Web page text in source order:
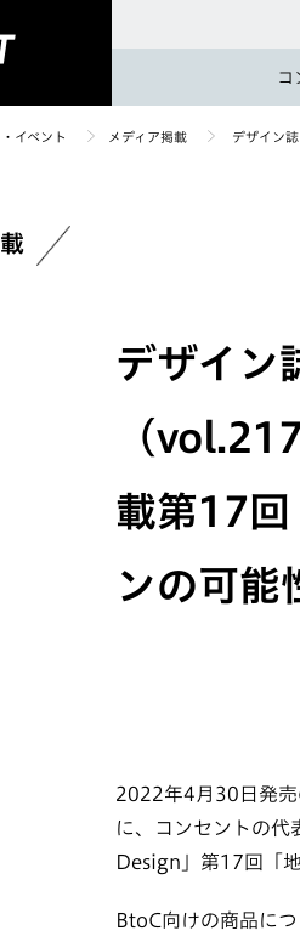
コ
イベント メディア掲載 デザイン
デザイン
（
載第17回
ンの可能
2022年4月30日発売
に、コンセントの代
Design」第17回「
BtoC向けの商品に